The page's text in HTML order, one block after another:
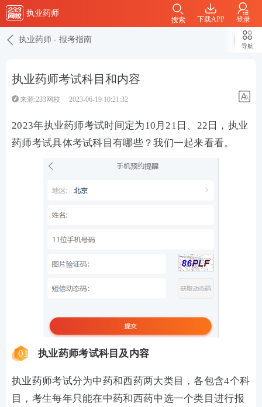
执业药师
下载APP 登录
搜索
执业药师 - 报考指南
导航
执业药师考试科目和内容
来源:233网校 2023-06-19 10:21:32
2023年执业药师考试时间定为10月21日、22日，执业
药师考试具体考试科目有哪些？我们一起来看看。
01 执业药师考试科目及内容
执业药师考试分为中药和西药两大类目，各包含4个科
目，考生每年只能在中药和西药中选一个类目进行报